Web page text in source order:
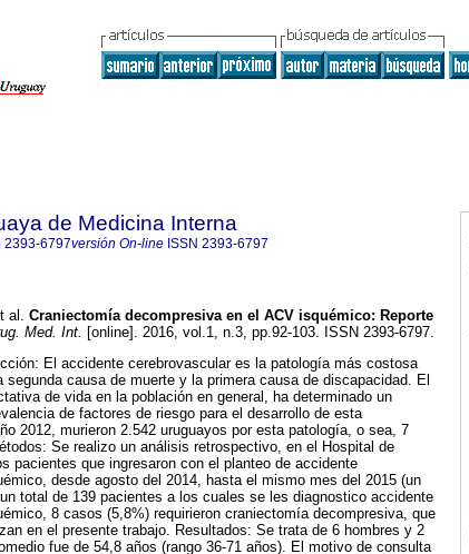
de Medicina Interna
2393-6797versión On-line ISSN 2393-6797
al. Craniectomía decompresiva en el ACV isquémico: Reporte
Med. Int. [online]. 2016, vol.1, n.3, pp.92-103. ISSN 2393-6797.
El accidente cerebrovascular es la patología más costosa
segunda causa de muerte y la primera causa de discapacidad. El
de vida en la población en general, ha determinado un
de factores de riesgo para el desarrollo de esta
2012, murieron 2.542 uruguayos por esta patología, o sea, 7
Se realizo un análisis retrospectivo, en el Hospital de
pacientes que ingresaron con el planteo de accidente
desde agosto del 2014, hasta el mismo mes del 2015 (un
total de 139 pacientes a los cuales se les diagnostico accidente
8 casos (5,8%) requirieron craniectomía decompresiva, que
en el presente trabajo. Resultados: Se trata de 6 hombres y 2
fue de 54,8 años (rango 36-71 años). El motivo de consulta